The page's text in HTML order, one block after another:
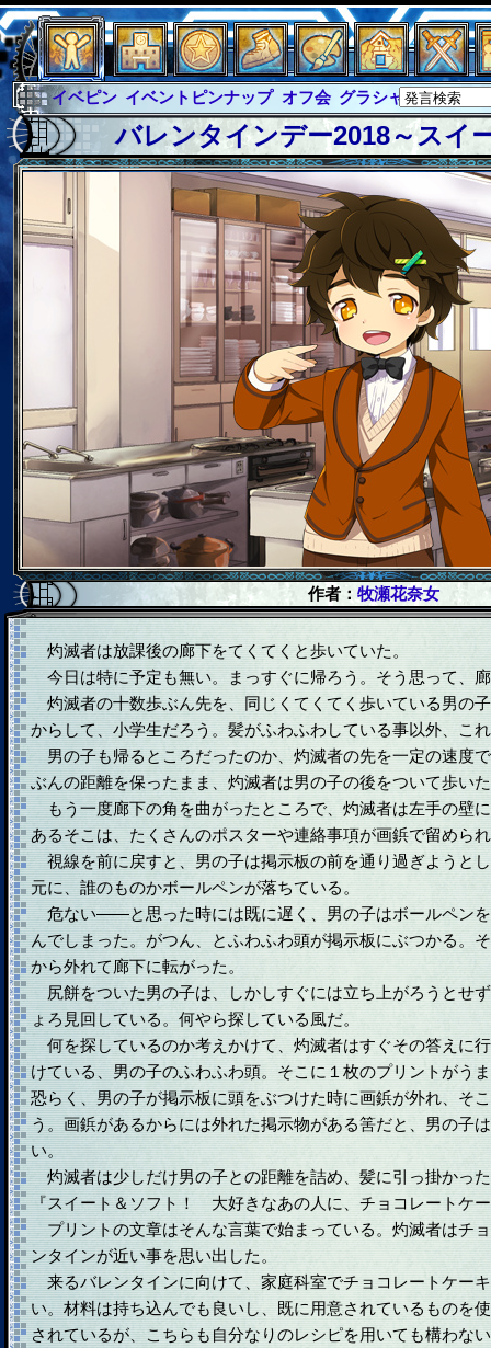
イベントピンナップ オフ会 グラシャ グラシャ・ラボラス
バレンタインデー2018～スイ
作者： 牧瀬花奈女
灼滅者は放課後の廊下をてくてくと歩いていた。
今日は特に予定も無い。まっすぐに帰ろう。そう思って、
灼滅者の十数歩ぶん先を、同じくてくてく歩いている男の
からして、小学生だろう。髪がふわふわしている事以外、こ
男の子も帰るところだったのか、灼滅者の先を一定の速度
ぶんの距離を保ったまま、灼滅者は男の子の後をついて歩い
もう一度廊下の角を曲がったところで、灼滅者は左手の壁
あるそこは、たくさんのポスターや連絡事項が画鋲で留めら
視線を前に戻すと、男の子は掲示板の前を通り過ぎようと
元に、誰のものかボールペンが落ちている。
危ない――と思った時には既に遅く、男の子はボールペンを
んでしまった。がつん、とふわふわ頭が掲示板にぶつかる。
から外れて廊下に転がった。
尻餅をついた男の子は、しかしすぐには立ち上がろうとせ
ょろ見回している。何やら探している風だ。
何を探しているのか考えかけて、灼滅者はすぐその答えに
けている、男の子のふわふわ頭。そこに１枚のプリントがう
恐らく、男の子が掲示板に頭をぶつけた時に画鋲が外れ、そ
う。画鋲があるからには外れた掲示物がある筈だと、男の子
い。
灼滅者は少しだけ男の子との距離を詰め、髪に引っ掛かっ
『スイート＆ソフト！ 大好きなあの人に、チョコレートケ
プリントの文章はそんな言葉で始まっている。灼滅者はチ
ンタインが近い事を思い出した。
来るバレンタインに向けて、家庭科室でチョコレートケー
い。材料は持ち込んでも良いし、既に用意されているものを
されているが、こちらも自分なりのレシピを用いても構わな